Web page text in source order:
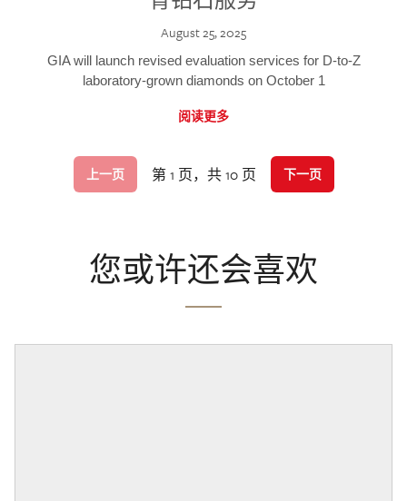
August 25, 2025
GIA will launch revised evaluation services for D-to-Z
laboratory-grown diamonds on October 1
阅读更多
上一页 第 1 页，共 10 页 下一页
您或许还会喜欢